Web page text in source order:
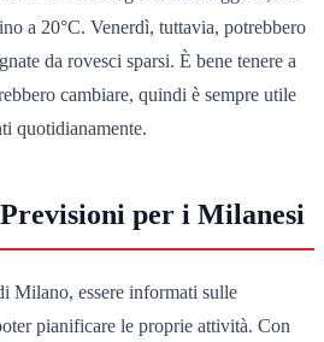
a 20°C. Venerdì, tuttavia, potrebbero
da rovesci sparsi. È bene tenere a
cambiare, quindi è sempre utile
quotidianamente.
per i Milanesi
Milano, essere informati sulle
pianificare le proprie attività. Con